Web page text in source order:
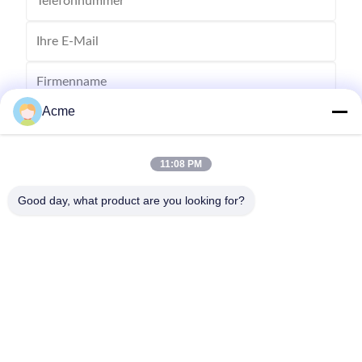
Acme
11:08 PM
Good day, what product are you looking for?